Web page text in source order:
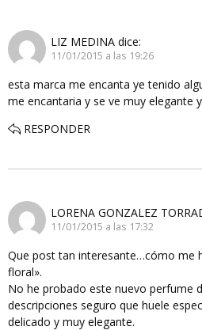
LIZ MEDINA dice:
11/01/2015 a las 19:26
esta marca me encanta ye tenido
me encantaria y se ve muy elegante
RESPONDER
LORENA GONZALEZ
11/01/2015 a las 17:32
Que post tan interesante…cómo me
floral».
No he probado este nuevo perfume
descripciones seguro que huele
delicado y muy elegante.